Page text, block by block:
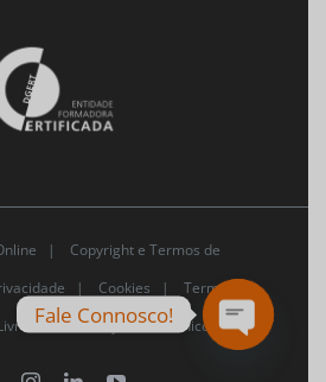
|
Copyright e Termos de
| Cookies |
Termos e
de Reclamações Eletrónico
Fale Connosco!